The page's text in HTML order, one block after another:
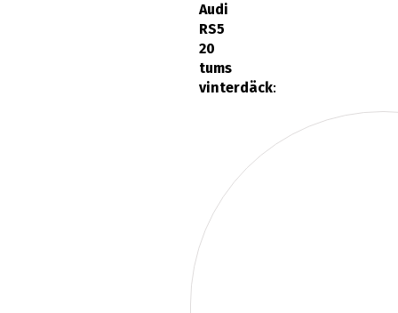
Audi
RS5
20
tums
vinterdäck: